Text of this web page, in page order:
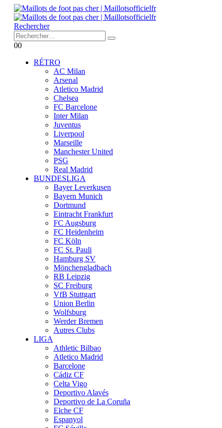
Rechercher
00
RÉTRO
AC Milan
Arsenal
Atletico Madrid
Chelsea
FC Barcelone
Inter Milan
Juventus
Liverpool
Marseille
Manchester United
PSG
Real Madrid
BUNDESLIGA
Bayer Leverkusen
Bayern Munich
Dortmund
Eintracht Frankfurt
FC Augsburg
FC Heidenheim
FC Köln
FC St. Pauli
Hamburg SV
Mönchengladbach
RB Leipzig
SC Freiburg
VfB Stuttgart
Union Berlin
Wolfsburg
Werder Bremen
Autres Clubs
LIGA
Athletic Bilbao
Atletico Madrid
Barcelone
Cádiz CF
Celta Vigo
Deportivo Alavés
Deportivo de La Coruña
Elche CF
Espanyol